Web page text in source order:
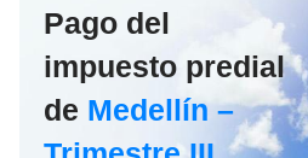
Pago del
impuesto predial
de Medellín –